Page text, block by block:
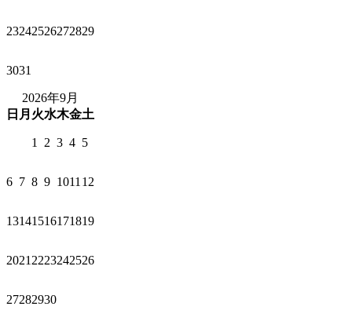
23242526272829
3031
2026年9月
日 月 火水木金土
1 2 3 4 5
6 7 8 9 101112
13141516171819
20212223242526
27282930